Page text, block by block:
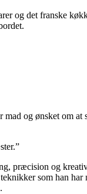
og det franske
og ønsket om
præcision og
som han